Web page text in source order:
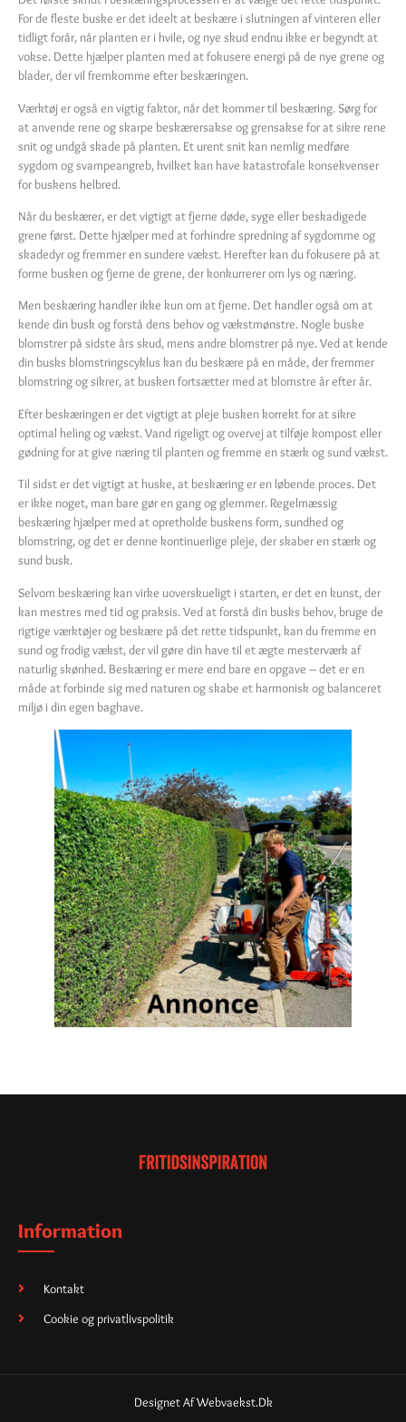
For de fleste buske er det ideelt at beskære i slutningen af vinteren eller
tidligt forår, når planten er i hvile, og nye skud endnu ikke er begyndt at
vokse. Dette hjælper planten med at fokusere energi på de nye grene og
blader, der vil fremkomme efter beskæringen.
Værktøj er også en vigtig faktor, når det kommer til beskæring. Sørg for
at anvende rene og skarpe beskærersakse og grensakse for at sikre rene
snit og undgå skade på planten. Et urent snit kan nemlig medføre
sygdom og svampeangreb, hvilket kan have katastrofale konsekvenser
for buskens helbred.
Når du beskærer, er det vigtigt at fjerne døde, syge eller beskadigede
grene først. Dette hjælper med at forhindre spredning af sygdomme og
skadedyr og fremmer en sundere vækst. Herefter kan du fokusere på at
forme busken og fjerne de grene, der konkurrerer om lys og næring.
Men beskæring handler ikke kun om at fjerne. Det handler også om at
kende din busk og forstå dens behov og vækstmønstre. Nogle buske
blomstrer på sidste års skud, mens andre blomstrer på nye. Ved at kende
din busks blomstringscyklus kan du beskære på en måde, der fremmer
blomstring og sikrer, at busken fortsætter med at blomstre år efter år.
Efter beskæringen er det vigtigt at pleje busken korrekt for at sikre
optimal heling og vækst. Vand rigeligt og overvej at tilføje kompost eller
gødning for at give næring til planten og fremme en stærk og sund vækst.
Til sidst er det vigtigt at huske, at beskæring er en løbende proces. Det
er ikke noget, man bare gør en gang og glemmer. Regelmæssig
beskæring hjælper med at opretholde buskens form, sundhed og
blomstring, og det er denne kontinuerlige pleje, der skaber en stærk og
sund busk.
Selvom beskæring kan virke uoverskueligt i starten, er det en kunst, der
kan mestres med tid og praksis. Ved at forstå din busks behov, bruge de
rigtige værktøjer og beskære på det rette tidspunkt, kan du fremme en
sund og frodig vækst, der vil gøre din have til et ægte mesterværk af
naturlig skønhed. Beskæring er mere end bare en opgave – det er en
måde at forbinde sig med naturen og skabe et harmonisk og balanceret
miljø i din egen baghave.
Information
Kontakt
Cookie og privatlivspolitik
Designet Af Webvaekst.dk